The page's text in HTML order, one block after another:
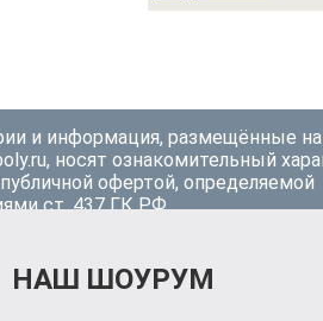
и информация, размещённые на
носят ознакомительный
офертой, определяемой
ст. 437 ГК РФ.
НАШ ШОУРУМ